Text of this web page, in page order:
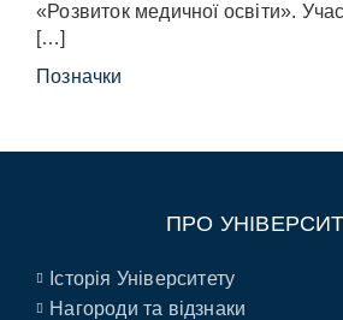
«Розвиток медичної освіти».
[…]
Позначки
ПРО
Історія Університету
Нагороди та відзнаки